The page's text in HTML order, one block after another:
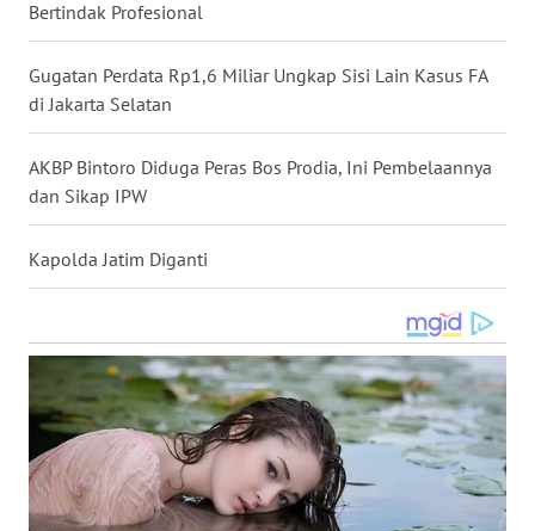
Bertindak Profesional
Gugatan Perdata Rp1,6 Miliar Ungkap Sisi Lain Kasus FA
di Jakarta Selatan
AKBP Bintoro Diduga Peras Bos Prodia, Ini Pembelaannya
dan Sikap IPW
Kapolda Jatim Diganti
WN
WN
JATIM
WN
WN
KALBAR
WN
KALTENG